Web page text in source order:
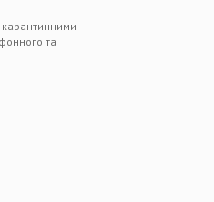
карантинними
та